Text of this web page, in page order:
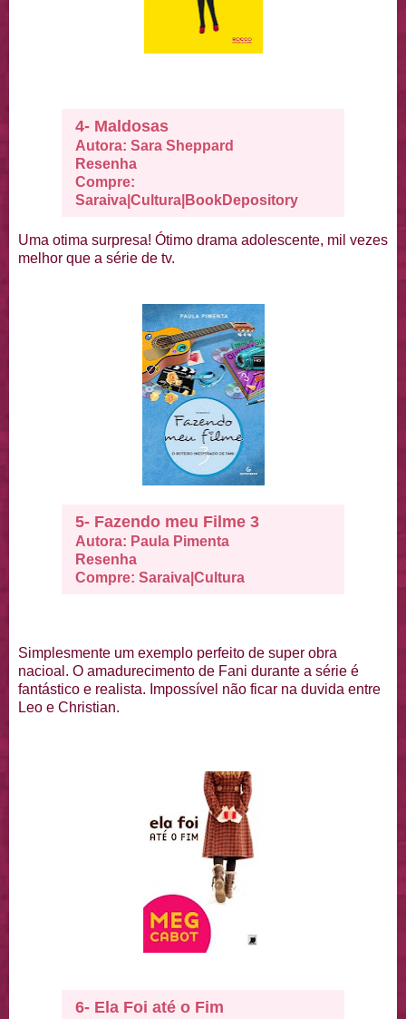
4- Maldosas
Autora: Sara Sheppard
Resenha
Compre:
Saraiva |Cultura BookDepository
Uma otima surpresa! Ótimo drama adolescente, mil vezes
melhor que a série de tv.
5- Fazendo meu Filme 3
Autora: Paula Pimenta
Resenha
Compre:Saraiva |Cultura
Simplesmente um exemplo perfeito de super obra
nacioal. O amadurecimento de Fani durante a série é
fantástico e realista. Impossível não ficar na duvida entre
Leo e Christian.
6- Ela Foi até o Fim